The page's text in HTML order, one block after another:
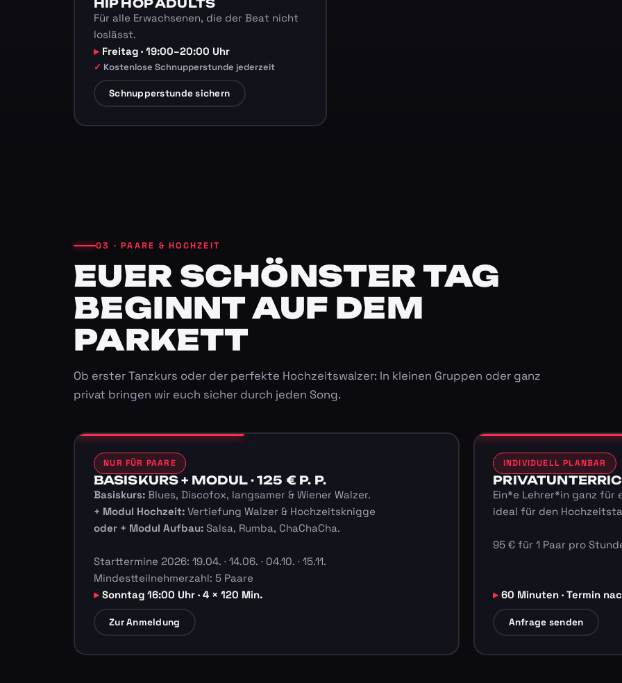
Für alle Erwachsenen, die der Beat nicht
loslässt.
Freitag · 19:00–20:00 Uhr
Kostenlose Schnupperstunde jederzeit
Schnupperstunde sichern
03 · PAARE & HOCHZEIT
EUER SCHÖNSTER TAG
BEGINNT AUF DEM
PARKETT
Ob erster Tanzkurs oder der perfekte Hochzeitswalzer: In kleinen Gruppen oder ganz
privat bringen wir euch sicher durch jeden Song.
NUR FÜR PAARE
BASISKURS + MODUL · 125 € P. P.
Basiskurs:Blues, Discofox, langsamer & Wiener Walzer.
+ Modul Hochzeit:Vertiefung Walzer & Hochzeitsknigge
oder + Modul Aufbau:Salsa, Rumba, ChaChaCha.
Starttermine 2026: 19.04. · 14.06. · 04.10. · 15.11.
Mindestteilnehmerzahl: 5 Paare
Sonntag 16:00 Uhr · 4 × 120 Min.
Zur Anmeldung
INDIVIDUELL PLANBAR
Ein*e Lehrer*in ganz für
ideal für den
95 € für 1 Paar pro
60 Minuten · Termin
Anfrage senden